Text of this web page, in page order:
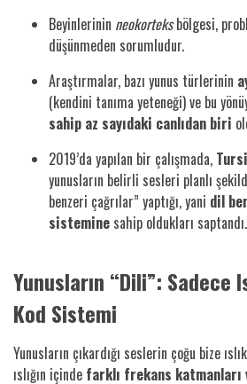
Beyinlerinin neokorteksbölgesi,
düşünmeden sorumludur.
Araştırmalar, bazı yunus türlerinin
(kendini tanıma yeteneği) ve bu
sahip az sayıdaki canlıdan biri
2019’da yapılan bir çalışmada,
yunusların belirli sesleri planlı
benzeri çağrılar” yaptığı, yani dil
sistemine sahip oldukları saptandı.
Yunusların “Dili”: Sadece
Kod Sistemi
Yunusların çıkardığı seslerin çoğu bize
ıslığın içinde farklı frekans